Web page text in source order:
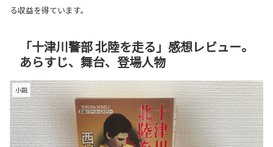
る収益を得ています。
「十津川警部 北陸を走る」感想レビュー。
あらすじ、舞台、登場人物
小説